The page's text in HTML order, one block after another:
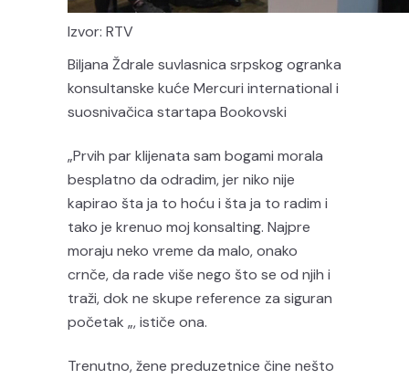
Izvor: RTV
Biljana Ždrale suvlasnica srpskog ogranka
konsultanske kuće Mercuri international i
suosnivačica startapa Bookovski
„Prvih par klijenata sam bogami morala
besplatno da odradim, jer niko nije
kapirao šta ja to hoću i šta ja to radim i
tako je krenuo moj konsalting. Najpre
moraju neko vreme da malo, onako
crnče, da rade više nego što se od njih i
traži, dok ne skupe reference za siguran
početak „, ističe ona.
Trenutno, žene preduzetnice čine nešto